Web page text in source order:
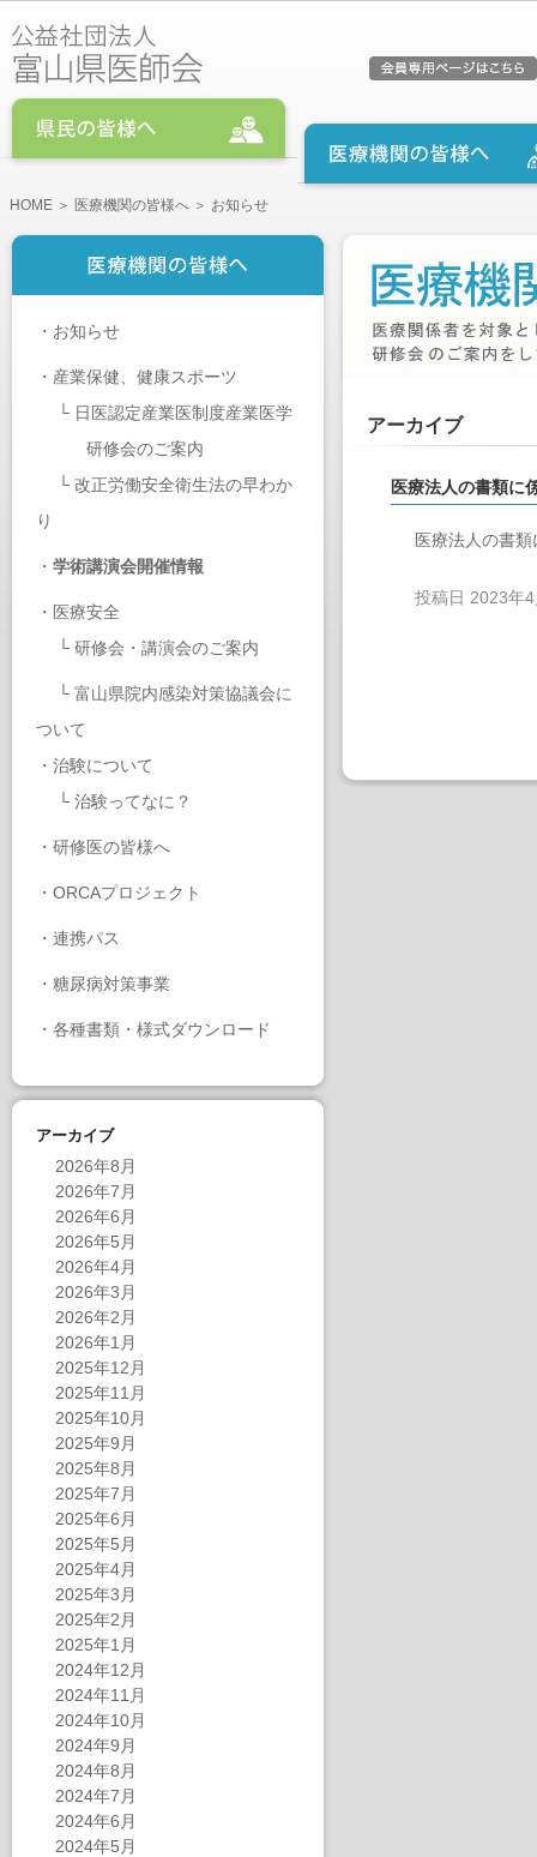
HOME ＞ 医療機関の皆様へ ＞ お知らせ
・ お知らせ
・ 産業保健、健康スポーツ
└ 日医認定産業医制度産業医学
研修会のご案内
└ 改正労働安全衛生法の早わか
り
・ 学術講演会開催情報
・ 医療安全
└ 研修会・講演会のご案内
└ 富山県院内感染対策協議会に
ついて
・ 治験について
└ 治験ってなに？
・ 研修医の皆様へ
・ ORCAプロジェクト
・ 連携パス
・ 糖尿病対策事業
・ 各種書類・様式ダウンロード
アーカイブ
2026年8月
2026年7月
2026年6月
2026年5月
2026年4月
2026年3月
2026年2月
2026年1月
2025年12月
2025年11月
2025年10月
2025年9月
2025年8月
2025年7月
2025年6月
2025年5月
2025年4月
2025年3月
2025年2月
2025年1月
2024年12月
2024年11月
2024年10月
2024年9月
2024年8月
2024年7月
2024年6月
2024年5月
アーカイブ
医療法人の書類に
医療法人の書
投稿日 2023年